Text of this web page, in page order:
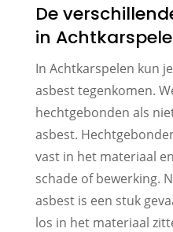
De
in
In Achtkarspelen kun
asbest tegenkomen.
hechtgebonden als
asbest.
vast in het materiaal
schade of bewerking.
asbest is een stuk
los in het materiaal